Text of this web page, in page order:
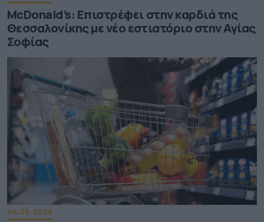
McDonald’s: Επιστρέφει στην καρδιά της
Θεσσαλονίκης με νέο εστιατόριο στην Αγίας
Σοφίας
04.08.2026